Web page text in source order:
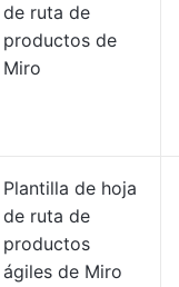
de ruta de
productos de
Miro
Plantilla de hoja
de ruta de
productos
ágiles de Miro